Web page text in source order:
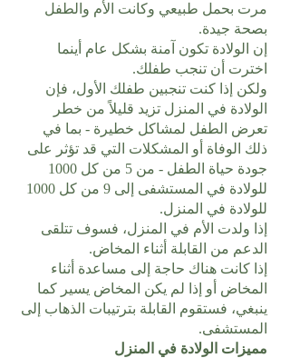
مرت بحمل طبيعي وكانت الأم والطفل
بصحة جيدة.
إن الولادة تكون آمنة بشكل عام أينما
اخترت أن تنجب طفلك.
ولكن إذا كنت تنجبين طفلك الأول، فإن
الولادة في المنزل تزيد قليلاً من خطر
تعرض الطفل لمشاكل خطيرة - بما في
ذلك الوفاة أو المشكلات التي قد تؤثر على
جودة حياة الطفل - من 5 من كل 1000
للولادة في المستشفى إلى 9 من كل 1000
للولادة في المنزل.
إذا ولدت الأم في المنزل، فسوف تتلقى
الدعم من القابلة أثناء المخاض.
إذا كانت هناك حاجة إلى مساعدة أثناء
المخاض أو إذا لم يكن المخاض يسير كما
ينبغي، فستقوم القابلة بترتيبات الذهاب إلى
المستشفى.
مميزات الولادة في المنزل